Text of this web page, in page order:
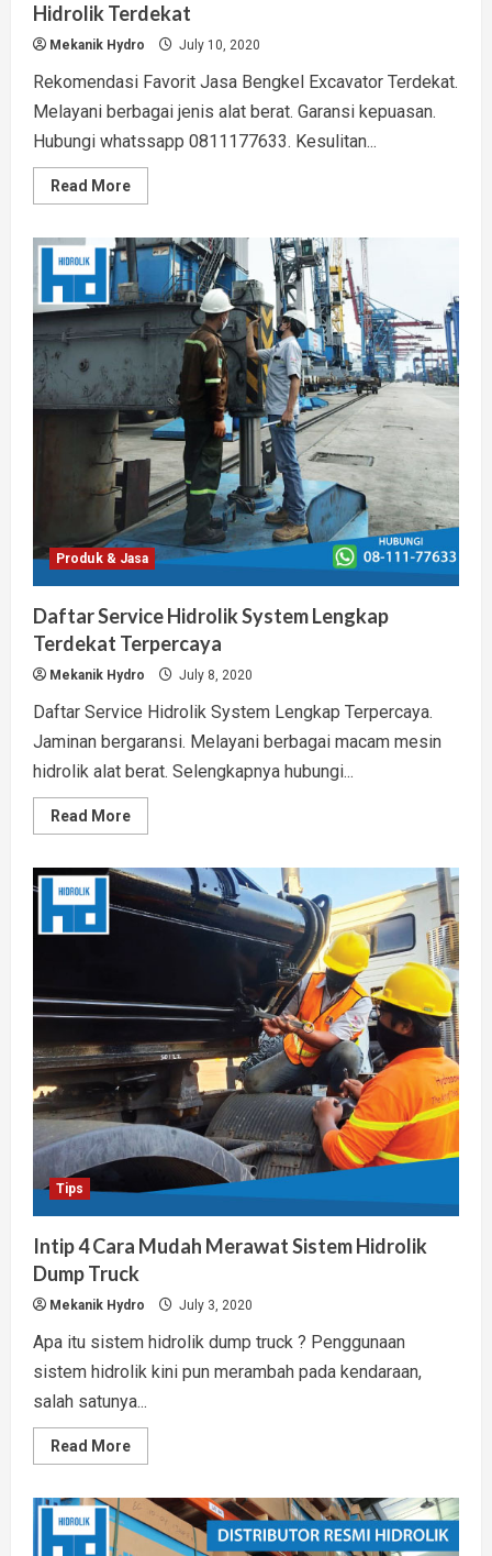
Hidrolik Terdekat
Mekanik Hydro July 10, 2020
Rekomendasi Favorit Jasa Bengkel Excavator Terdekat.
Melayani berbagai jenis alat berat. Garansi kepuasan.
Hubungi whatssapp 0811177633. Kesulitan...
Read MoreRead
more
Favorit
Jasa
Bengkel
Excavator
Hidrolik
Terdekat
Produk & Jasa
Daftar Service Hidrolik System Lengkap
Terdekat Terpercaya
Mekanik Hydro July 8, 2020
Daftar Service Hidrolik System Lengkap Terpercaya.
Jaminan bergaransi. Melayani berbagai macam mesin
hidrolik alat berat. Selengkapnya hubungi...
Read MoreRead
more
Service
Hidrolik
System
Lengkap
Tips
Intip 4 Cara Mudah Merawat Sistem Hidrolik
Dump Truck
Mekanik Hydro July 3, 2020
Apa itu sistem hidrolik dump truck ? Penggunaan
sistem hidrolik kini pun merambah pada kendaraan,
salah satunya...
Read MoreRead
more
4
Cara
Mudah